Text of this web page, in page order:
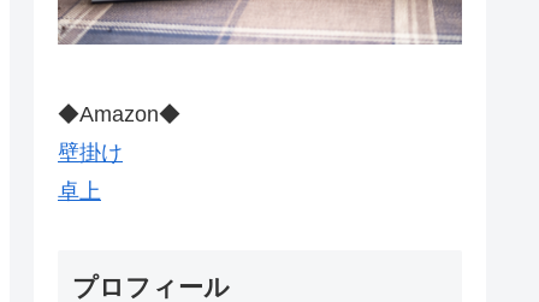
◆Amazon◆
壁掛け
卓上
プロフィール